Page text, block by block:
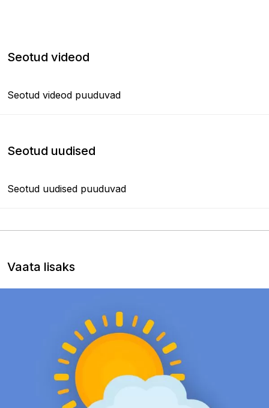
Seotud videod
Seotud videod puuduvad
Seotud uudised
Seotud uudised puuduvad
Vaata lisaks